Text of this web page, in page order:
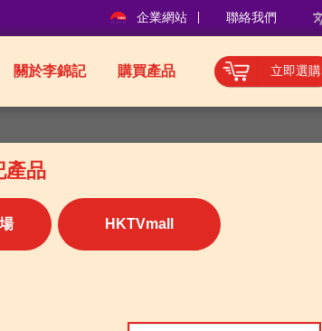
企業網站 聯絡我們
關於李錦記 購買產品 立即選購
產品
HKTVmall